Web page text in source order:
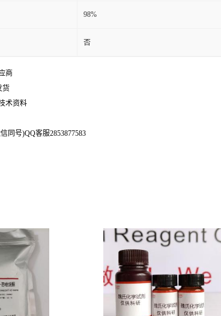
98%
否
商
货
术资料
同号)QQ客服2853877583